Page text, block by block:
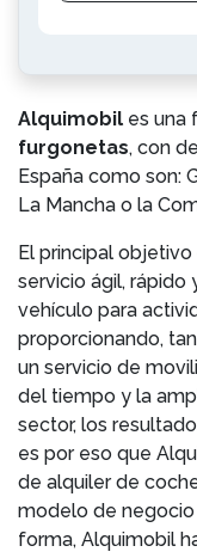
Alquimobil es una
furgonetas, con
España como son:
La Mancha o la
El principal
servicio ágil, rápido
vehículo para
proporcionando,
un servicio de
del tiempo y la
sector, los
es por eso que
de alquiler de
modelo de negocio
forma, Alquimobil